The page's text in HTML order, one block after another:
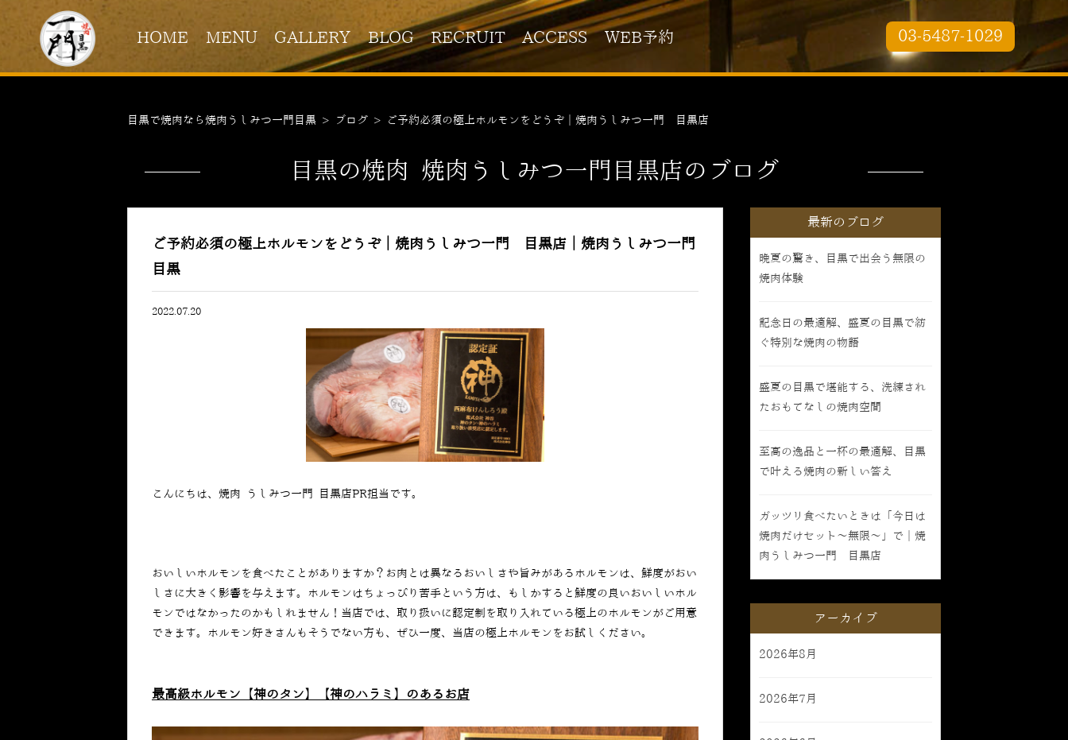
HOME MENU GALLERY BLOG RECRUIT ACCESS WEB予約 03-5487-1029
目黒で焼肉なら焼肉うしみつ一門目黒 > ブログ > ご予約必須の極上ホルモンをどうぞ｜焼肉うしみつ一門 目黒店
目黒の焼肉 焼肉うしみつ一門目黒店のブログ
ご予約必須の極上ホルモンをどうぞ｜焼肉うしみつ一門 目黒店｜焼肉うしみつ一門
目黒
2022.07.20
こんにちは、焼肉 うしみつ一門 目黒店PR担当です。
おいしいホルモンを食べたことがありますか？お肉とは異なるおいしさや旨みがあるホルモンは、鮮度がおい
しさに大きく影響を与えます。ホルモンはちょっぴり苦手という方は、もしかすると鮮度の良いおいしいホル
モンではなかったのかもしれません！当店では、取り扱いに認定制を取り入れている極上のホルモンがご用意
できます。ホルモン好きさんもそうでない方も、ぜひ一度、当店の極上ホルモンをお試しください。
最高級ホルモン【神のタン】【神のハラミ】のあるお店
最新のブログ
晩夏の驚き、目黒で出会う無限の
焼肉体験
記念日の最適解、盛夏の目黒で紡
ぐ特別な焼肉の物語
盛夏の目黒で堪能する、洗練され
たおもてなしの焼肉空間
至高の逸品と一杯の最適解、目黒
で叶える焼肉の新しい答え
ガッツリ食べたいときは「今日は
焼肉だけセット〜無限〜」で｜焼
肉うしみつ一門 目黒店
アーカイブ
2026年8月
2026年7月